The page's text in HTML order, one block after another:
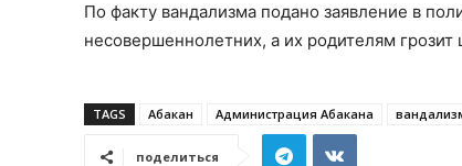
По факту вандализма подано заявление в
несовершеннолетних, а их родителям
TAGS Абакан Администрация Абакана
поделиться